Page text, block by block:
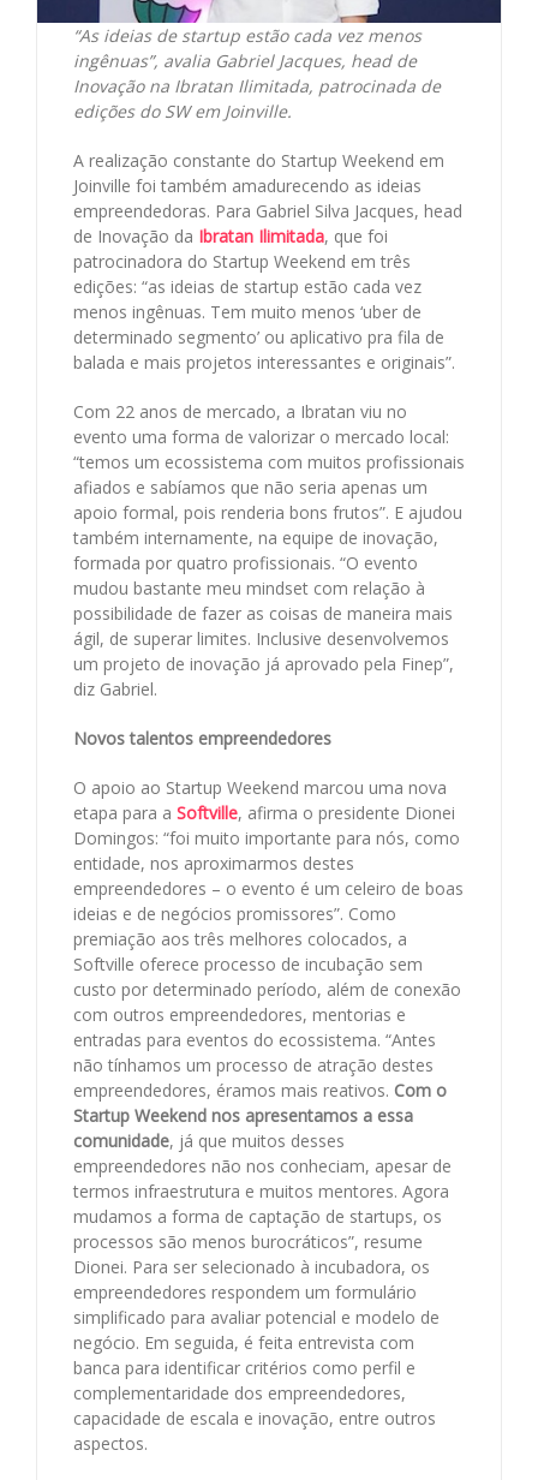
“As ideias de startup estão cada vez menos
ingênuas”, avalia Gabriel Jacques, head de
Inovação na Ibratan Ilimitada, patrocinada de
edições do SW em Joinville.
A realização constante do Startup Weekend em
Joinville foi também amadurecendo as ideias
empreendedoras. Para Gabriel Silva Jacques, head
de Inovação da Ibratan Ilimitada, que foi
patrocinadora do Startup Weekend em três
edições: “as ideias de startup estão cada vez
menos ingênuas. Tem muito menos ‘uber de
determinado segmento’ ou aplicativo pra fila de
balada e mais projetos interessantes e originais”.
Com 22 anos de mercado, a Ibratan viu no
evento uma forma de valorizar o mercado local:
“temos um ecossistema com muitos profissionais
afiados e sabíamos que não seria apenas um
apoio formal, pois renderia bons frutos”. E ajudou
também internamente, na equipe de inovação,
formada por quatro profissionais. “O evento
mudou bastante meu mindset com relação à
possibilidade de fazer as coisas de maneira mais
ágil, de superar limites. Inclusive desenvolvemos
um projeto de inovação já aprovado pela Finep”,
diz Gabriel.
Novos talentos empreendedores
O apoio ao Startup Weekend marcou uma nova
etapa para a Softville, afirma o presidente Dionei
Domingos: “foi muito importante para nós, como
entidade, nos aproximarmos destes
empreendedores – o evento é um celeiro de boas
ideias e de negócios promissores”. Como
premiação aos três melhores colocados, a
Softville oferece processo de incubação sem
custo por determinado período, além de conexão
com outros empreendedores, mentorias e
entradas para eventos do ecossistema. “Antes
não tínhamos um processo de atração destes
empreendedores, éramos mais reativos. Com o
Startup Weekend nos apresentamos a essa
comunidade, já que muitos desses
empreendedores não nos conheciam, apesar de
termos infraestrutura e muitos mentores. Agora
mudamos a forma de captação de startups, os
processos são menos burocráticos”, resume
Dionei. Para ser selecionado à incubadora, os
empreendedores respondem um formulário
simplificado para avaliar potencial e modelo de
negócio. Em seguida, é feita entrevista com
banca para identificar critérios como perfil e
complementaridade dos empreendedores,
capacidade de escala e inovação, entre outros
aspectos.